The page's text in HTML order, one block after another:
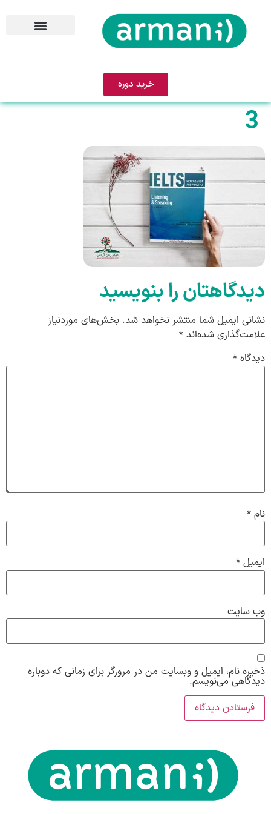
خرید دوره
3
دیدگاهتان را بنویسید
نشانی ایمیل شما منتشر نخواهد شد. بخش‌های موردنیاز
علامت‌گذاری شده‌اند *
دیدگاه *
نام *
ایمیل *
وب‌ سایت
ذخیره نام، ایمیل و وبسایت من در مرورگر برای زمانی که دوباره
دیدگاهی می‌نویسم.